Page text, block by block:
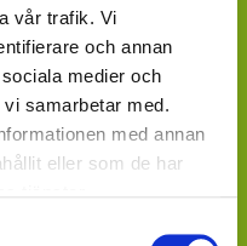
vår trafik. Vi
och annan
medier och
samarbetar med.
med annan
eller som de har
Upptäck en butik som
kan variera
storlek.
och Livsstilsbutiker